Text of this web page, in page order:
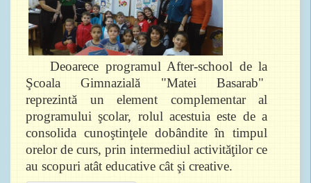
Deoarece programul After-school de la
Şcoala Gimnazială "Matei Basarab"
reprezintă un element complementar al
programului şcolar, rolul acestuia este de a
consolida cunoştinţele dobândite în timpul
orelor de curs, prin intermediul activităţilor ce
au scopuri atât educative cât şi creative.